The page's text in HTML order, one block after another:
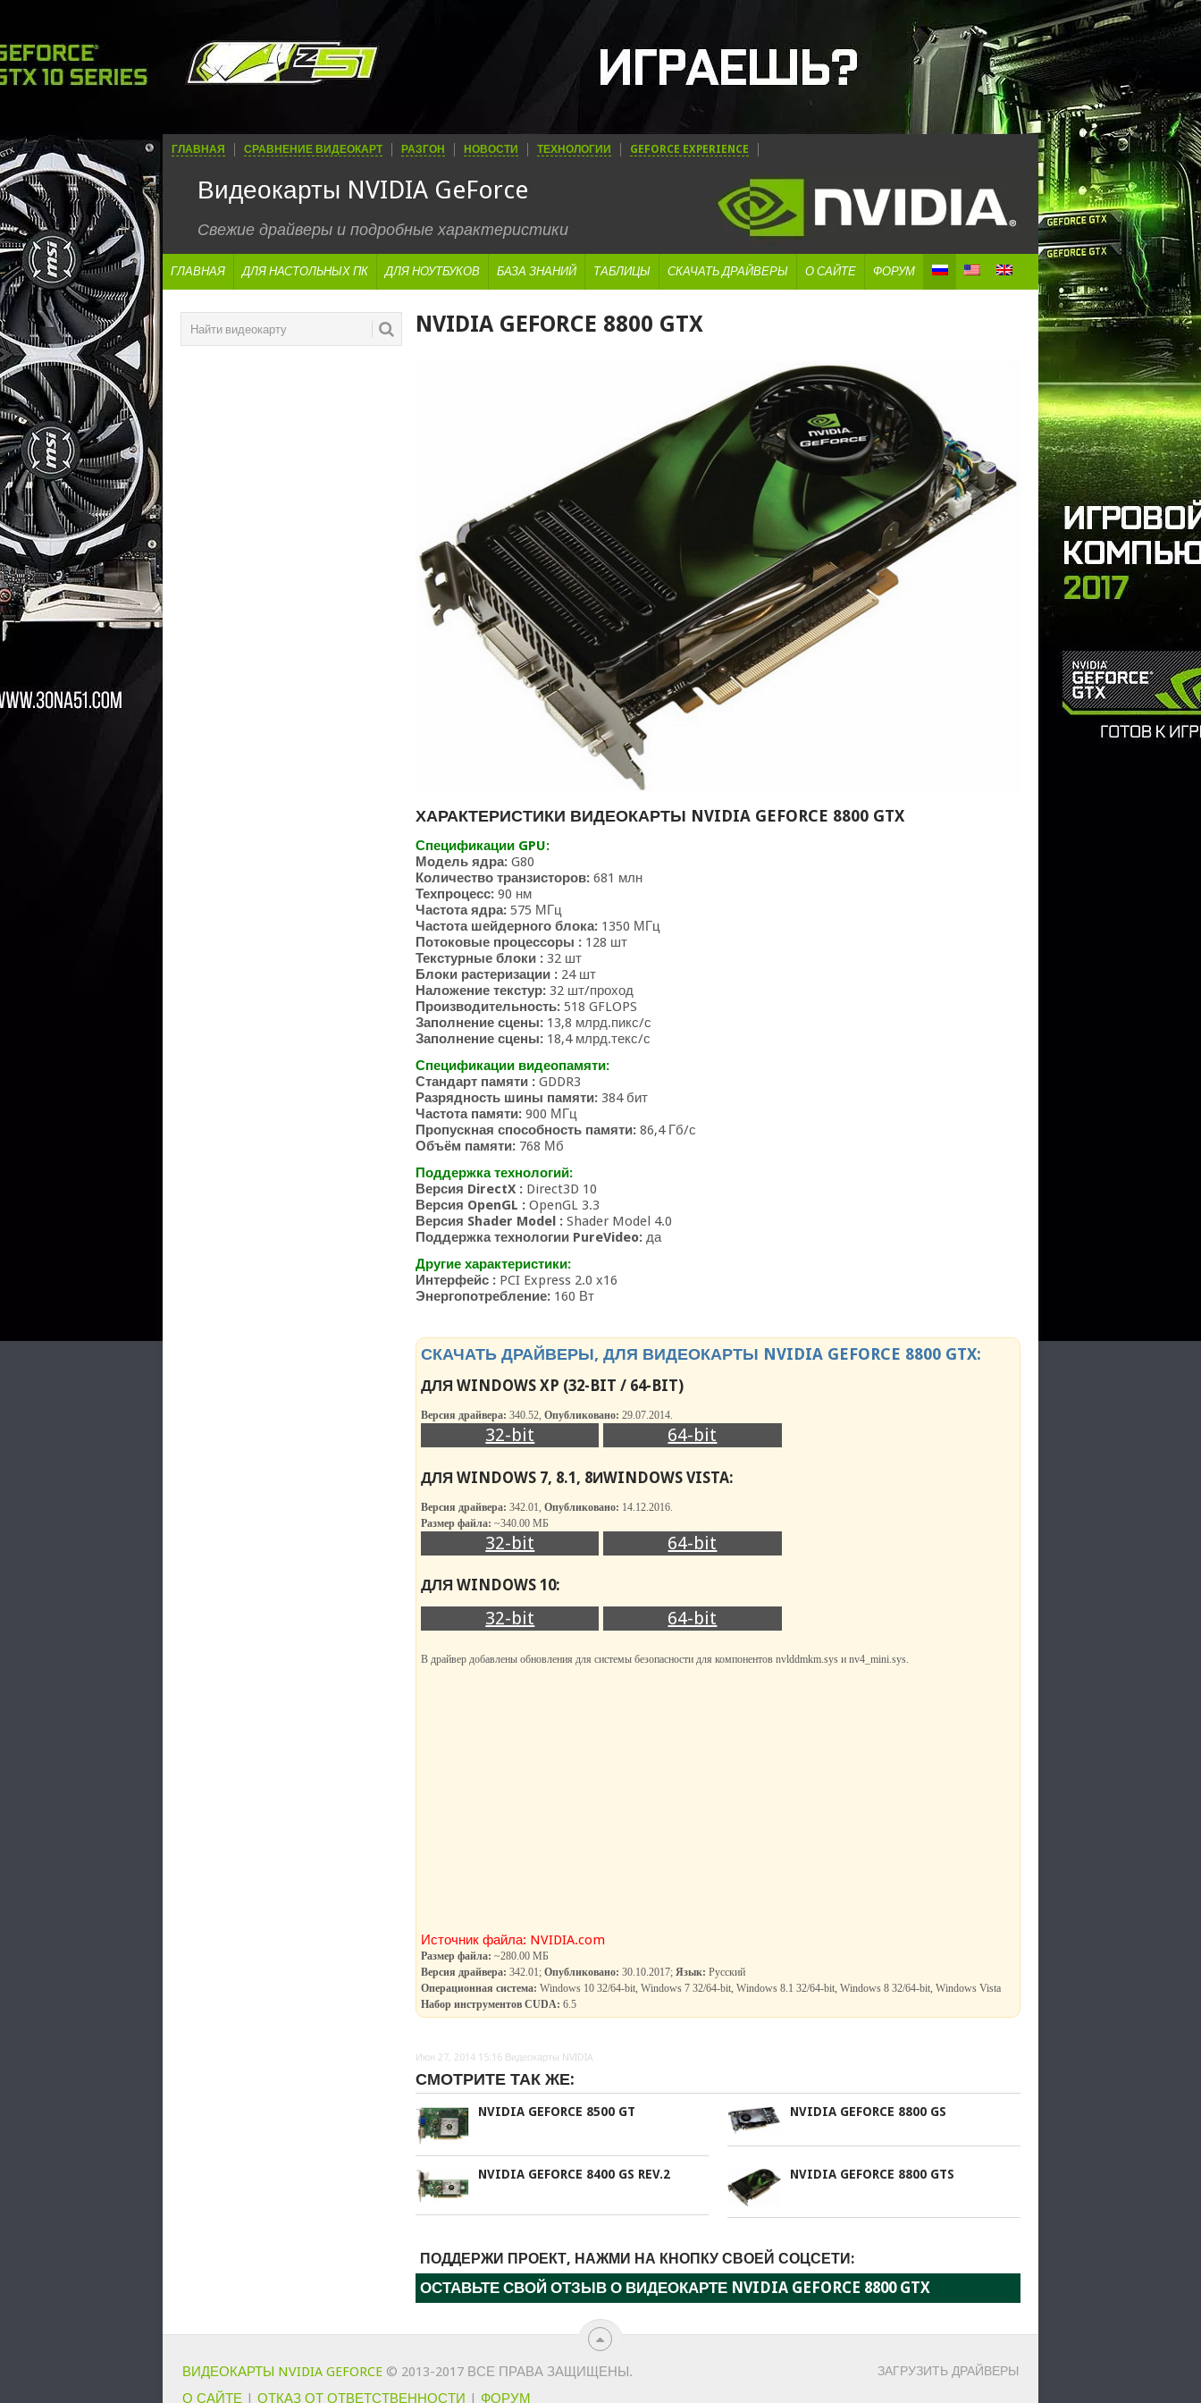
ГЛАВНАЯ СРАВНЕНИЕ ВИДЕОКАРТ РАЗГОН НОВОСТИ ТЕХНОЛОГИИ GEFORCE EXPERIENCE
Видеокарты NVIDIA GeForce
Свежие драйверы и подробные характеристики
ГЛАВНАЯ ДЛЯ НАСТОЛЬНЫХ ПК ДЛЯ НОУТБУКОВ БАЗА ЗНАНИЙ ТАБЛИЦЫ СКАЧАТЬ ДРАЙВЕРЫ О САЙТЕ ФОРУМ
NVIDIA GEFORCE 8800 GTX
ХАРАКТЕРИСТИКИ ВИДЕОКАРТЫ NVIDIA GEFORCE 8800 GTX
Спецификации GPU:
Модель ядра: G80
Количество транзисторов: 681 млн
Техпроцесс: 90 нм
Частота ядра: 575 МГц
Частота шейдерного блока: 1350 МГц
Потоковые процессоры : 128 шт
Текстурные блоки : 32 шт
Блоки растеризации : 24 шт
Наложение текстур: 32 шт/проход
Производительность: 518 GFLOPS
Заполнение сцены: 13,8 млрд.пикс/с
Заполнение сцены: 18,4 млрд.текс/с
Спецификации видеопамяти:
Стандарт памяти : GDDR3
Разрядность шины памяти: 384 бит
Частота памяти: 900 МГц
Пропускная способность памяти: 86,4 Гб/с
Объём памяти: 768 Мб
Поддержка технологий:
Версия DirectX : Direct3D 10
Версия OpenGL : OpenGL 3.3
Версия Shader Model : Shader Model 4.0
Поддержка технологии PureVideo: да
Другие характеристики:
Интерфейс : PCI Express 2.0 x16
Энергопотребление: 160 Вт
СКАЧАТЬ ДРАЙВЕРЫ, ДЛЯ ВИДЕОКАРТЫ NVIDIA GEFORCE 8800 GTX:
ДЛЯ WINDOWS XP (32-BIT / 64-BIT)
Версия драйвера: 340.52,Опубликовано: 29.07.2014.
32-bit 64-bit
ДЛЯ WINDOWS 7, 8.1, 8ИWINDOWS VISTA:
Версия драйвера: 342.01,Опубликовано: 14.12.2016.
Размер файла:~340.00 МБ
32-bit 64-bit
ДЛЯ WINDOWS 10:
32-bit 64-bit
В драйвер добавлены обновления для системы безопасности для компонентов nvlddmkm.sys и nv4_mini.sys.
Источник файла: NVIDIA.com
Размер файла:~280.00 МБ
Версия драйвера:342.01;Опубликовано:30.10.2017;Язык:Русский
Операционная система:Windows 10 32/64-bit, Windows 7 32/64-bit, Windows 8.1 32/64-bit, Windows 8 32/64-bit, Windows Vista
Набор инструментов CUDA:6.5
Июн 27, 2014 15:16 Видеокарты NVIDIA
СМОТРИТЕ ТАК ЖЕ:
NVIDIA GEFORCE 8500 GT NVIDIA GEFORCE 8800 GS
NVIDIA GEFORCE 8400 GS REV.2 NVIDIA GEFORCE 8800 GTS
ПОДДЕРЖИ ПРОЕКТ, НАЖМИ НА КНОПКУ СВОЕЙ СОЦСЕТИ:
ОСТАВЬТЕ СВОЙ ОТЗЫВ О ВИДЕОКАРТЕ NVIDIA GEFORCE 8800 GTX
ВИДЕОКАРТЫ NVIDIA GEFORCE© 2013-2017 ВСЕ ПРАВА ЗАЩИЩЕНЫ.
О САЙТЕ| ОТКАЗ ОТ ОТВЕТСТВЕННОСТИ | ФОРУМ
ЗАГРУЗИТЬ ДРАЙВЕРЫ